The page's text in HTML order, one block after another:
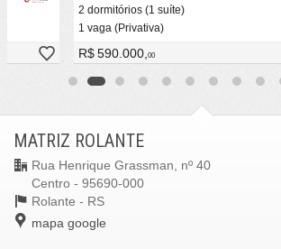
2 dormitórios (1 suíte)
1 vaga (Privativa)
R$ 590.000, 00
MATRIZ ROLANTE
Rua Henrique Grassman, nº 40
Centro - 95690-000
Rolante - RS
mapa google